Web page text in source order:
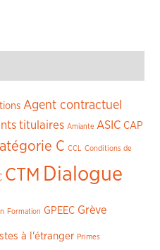
Agent contractuel
titulaires Amiante ASIC CAP
C CCL Conditions de
CTM Dialogue
Formation GPEEC Grève
à l'étranger Primes